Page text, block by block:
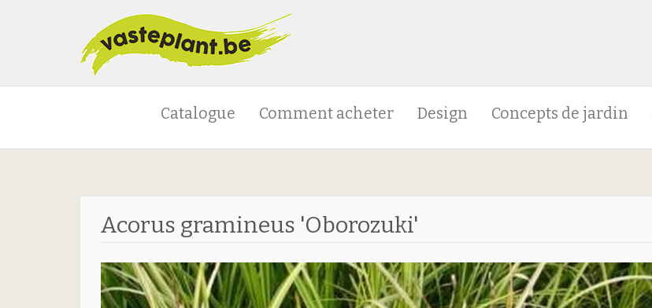
Catalogue Comment acheter Design Concepts de jardin
Acorus gramineus 'Oborozuki'